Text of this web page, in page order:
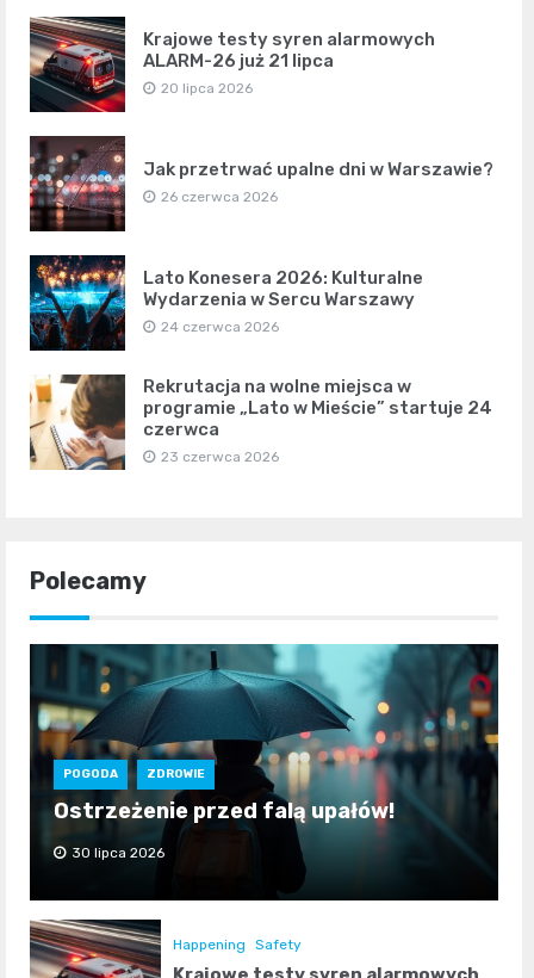
Krajowe testy syren alarmowych
ALARM-26 już 21 lipca
20 lipca 2026
Jak przetrwać upalne dni w Warszawie?
26 czerwca 2026
Lato Konesera 2026: Kulturalne
Wydarzenia w Sercu Warszawy
24 czerwca 2026
Rekrutacja na wolne miejsca w
programie „Lato w Mieście” startuje 24
czerwca
23 czerwca 2026
Polecamy
POGODA ZDROWIE
Ostrzeżenie przed falą upałów!
30 lipca 2026
Happening Safety